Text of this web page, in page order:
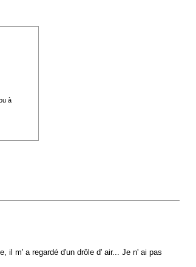
à
il m' a regardé d'un drôle d' air... Je n' ai pas